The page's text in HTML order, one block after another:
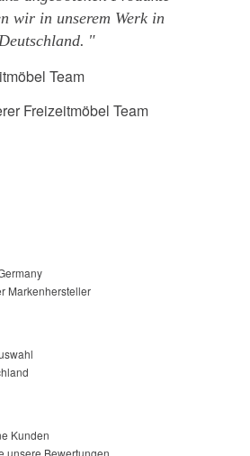
wir in unserem Werk in
Deutschland.
Freizeitmöbel Team
Markenhersteller
Kunden
unsere Bewertungen